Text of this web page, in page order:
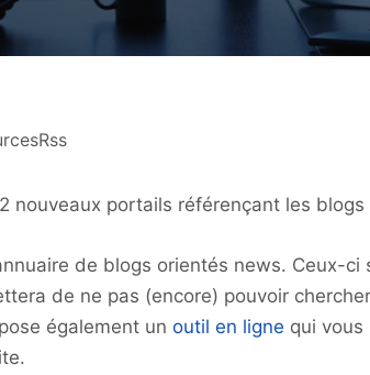
nouveaux portails référençant les blogs
de blogs orientés news. Ceux-ci
de ne pas (encore) pouvoir
également un outil en ligne qui